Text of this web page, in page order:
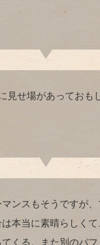
見せ場があっておも
ンスもそうですが
本当に素晴らしく
くる。また別のパ